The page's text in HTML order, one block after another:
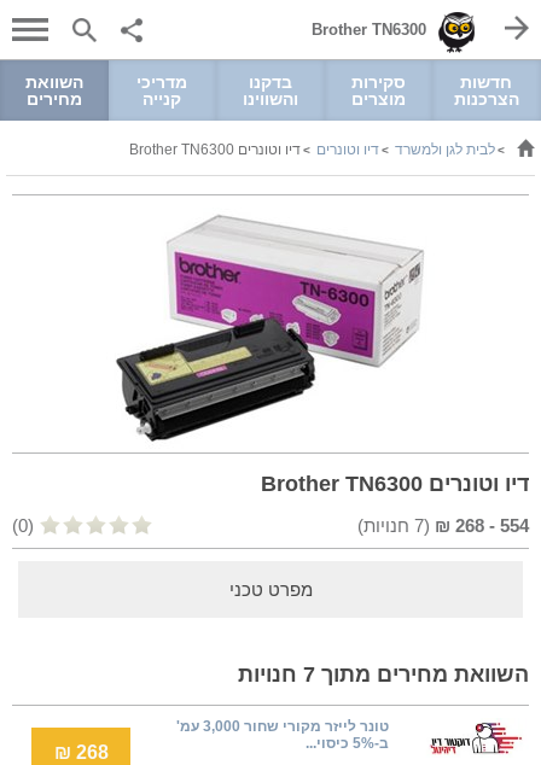
Brother TN6300
חדשות
הצרכנות
סקירות
מוצרים
בדקנו
והשווינו
מדריכי
קנייה
השוואת
מחירים
>לבית לגן ולמשרד >דיו וטונרים >דיו וטונרים Brother TN6300
דיו וטונרים Brother TN6300
554
-
268
₪
(
7 חנויות) (0)
מפרט טכני
השוואת מחירים מתוך 7 חנויות
טונר לייזר מקורי שחור 3,000 עמ'
ב-5% כיסוי...
268 ₪